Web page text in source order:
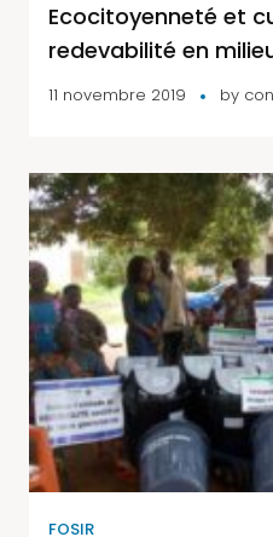
Ecocitoyenneté et
redevabilité en
11 novembre 2019 by
FOSIR